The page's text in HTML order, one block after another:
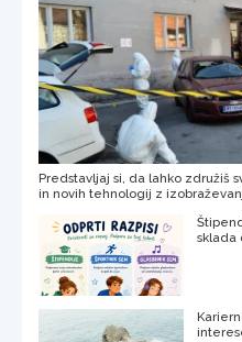
Predstavljaj si, da lahko združiš
in novih tehnologij z
sklada